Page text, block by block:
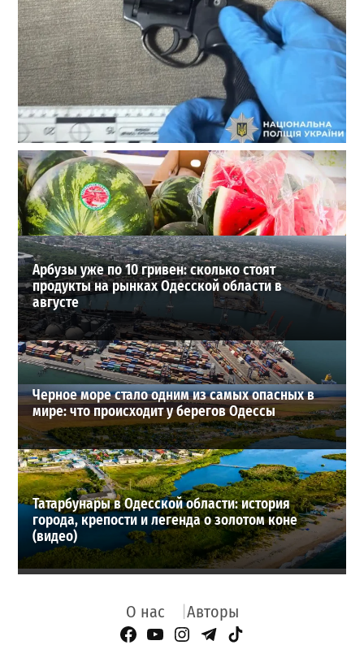
В Одессе стреляли по сотрудникам ТЦК: есть
раненые (ОБНОВЛЕНО)
2
2026-08-02
ВИБОР РЕДАКЦИИ
Арбузы уже по 10 гривен: сколько стоят
продукты на рынках Одесской области в
августе
Черное море стало одним из самых опасных в
мире: что происходит у берегов Одессы
Татарбунары в Одесской области: история
города, крепости и легенда о золотом коне
(видео)
О нас Авторы
Facebook Page
YouTube
Instagram
Telegram
TikTok